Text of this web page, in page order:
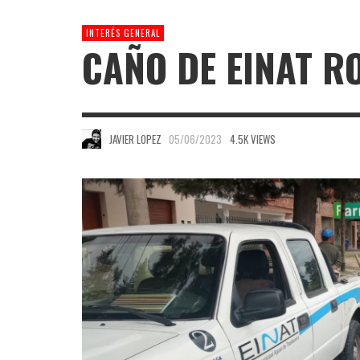
INTERÉS GENERAL
CAÑO DE EINAT
JAVIER LOPEZ 05/06/2023 4.5K VIEWS